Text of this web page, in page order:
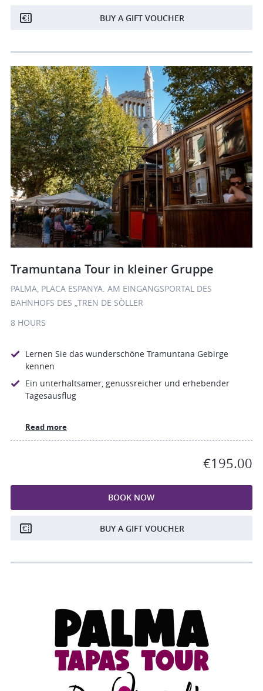
BUY A GIFT VOUCHER
Tramuntana Tour in kleiner Gruppe
PALMA, PLACA ESPANYA. AM EINGANGSPORTAL DES
BAHNHOFS DES „TREN DE SÒLLER
8 HOURS
Lernen Sie das wunderschöne Tramuntana Gebirge
kennen
Ein unterhaltsamer, genussreicher und erhebender
Tagesausflug
Read more
€195.00
BOOK NOW
BUY A GIFT VOUCHER